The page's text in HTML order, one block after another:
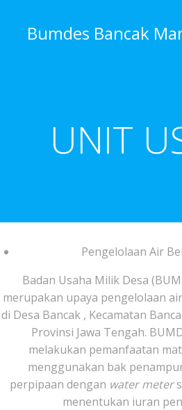
to
Bumdes Bancak
UNIT
Pengelolaan Air
Badan Usaha Milik Desa
merupakan upaya pengelolaan
di Desa Bancak , Kecamatan
Provinsi Jawa Tengah.
melakukan pemanfaatan
menggunakan bak
perpipaan dengan water meter
menentukan iuran